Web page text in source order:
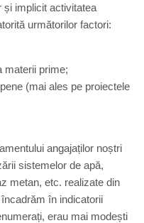
și implicit activitatea
următorilor factori:
materii prime;
(mai ales pe proiectele
angajaților noștri
sistemelor de apă,
metan, etc. realizate din
în indicatorii
erau mai modești